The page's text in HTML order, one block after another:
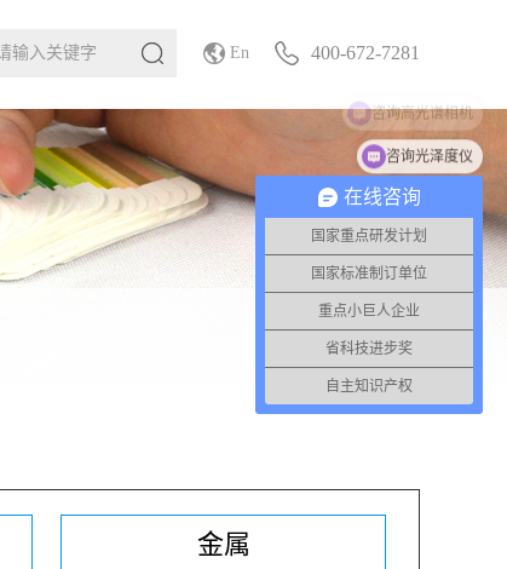
En 400-672-7281
金属
在线咨询
国家重点研发计划
国家标准制订单位
重点小巨人企业
省科技进步奖
自主知识产权
咨询光泽度仪